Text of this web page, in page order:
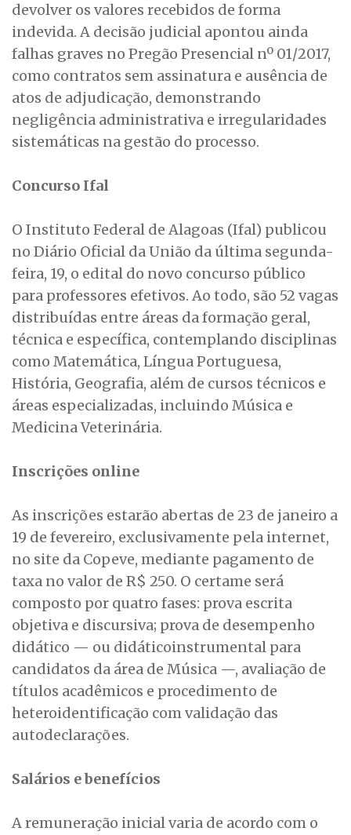
devolver os valores recebidos de forma
indevida. A decisão judicial apontou ainda
falhas graves no Pregão Presencial nº 01/2017,
como contratos sem assinatura e ausência de
atos de adjudicação, demonstrando
negligência administrativa e irregularidades
sistemáticas na gestão do processo.
Concurso Ifal
O Instituto Federal de Alagoas (Ifal) publicou
no Diário Oficial da União da última segunda-
feira, 19, o edital do novo concurso público
para professores efetivos. Ao todo, são 52 vagas
distribuídas entre áreas da formação geral,
técnica e específica, contemplando disciplinas
como Matemática, Língua Portuguesa,
História, Geografia, além de cursos técnicos e
áreas especializadas, incluindo Música e
Medicina Veterinária.
Inscrições online
As inscrições estarão abertas de 23 de janeiro a
19 de fevereiro, exclusivamente pela internet,
no site da Copeve, mediante pagamento de
taxa no valor de R$ 250. O certame será
composto por quatro fases: prova escrita
objetiva e discursiva; prova de desempenho
didático — ou didáticoinstrumental para
candidatos da área de Música —, avaliação de
títulos acadêmicos e procedimento de
heteroidentificação com validação das
autodeclarações.
Salários e benefícios
A remuneração inicial varia de acordo com o